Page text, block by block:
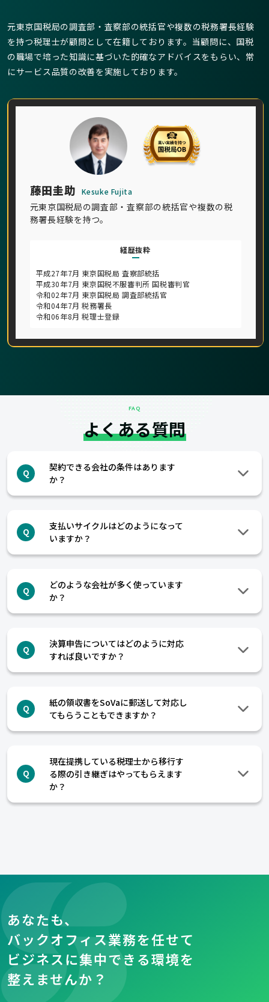
藤田圭助 Kesuke Fujita
元東京国税局の調査部・査察部の統括官や複数の税
務署長経験を持つ。
経歴抜粋
平成27年7月 東京国税局 査察部統括
平成30年7月 東京国税不服審判所 国税審判官
令和02年7月 東京国税局 調査部統括官
令和04年7月 税務署長
令和06年8月 税理士登録
元東京国税局の調査部・査察部の統括官や複数の税務署長経験
を持つ税理士が顧問として在籍しております。当顧問に、国税
の職場で培った知識に基づいた的確なアドバイスをもらい、常
にサービス品質の改善を実施しております。
FAQ
よくある質問
Q
契約できる会社の条件はあります
か？
Q
支払いサイクルはどのようになって
いますか？
Q
どのような会社が多く使っています
か？
Q
決算申告についてはどのように対応
すれば良いですか？
Q
紙の領収書をSoVaに郵送して対応し
てもらうこともできますか？
Q
現在提携している税理士から移行す
る際の引き継ぎはやってもらえます
か？
あなたも、
バックオフィス業務を任せて
ビジネスに集中できる環境を
整えませんか？